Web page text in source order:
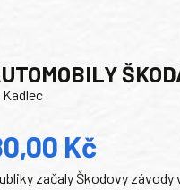
Kč
začaly Škodovy závody